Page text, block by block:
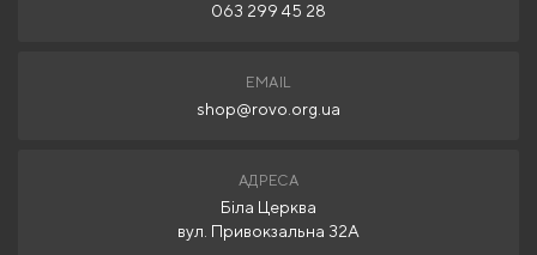
063 299 45 28
EMAIL
shop@rovo.org.ua
АДРЕСА
Біла Церква
вул. Привокзальна 32А